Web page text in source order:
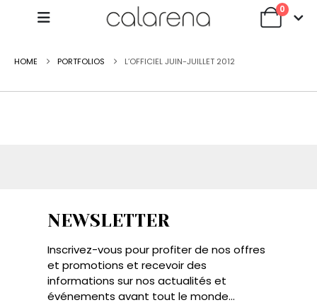
0
HOME PORTFOLIOS L’OFFICIEL JUIN-JUILLET 2012
NEWSLETTER
Inscrivez-vous pour profiter de nos offres
et promotions et recevoir des
informations sur nos actualités et
événements avant tout le monde...